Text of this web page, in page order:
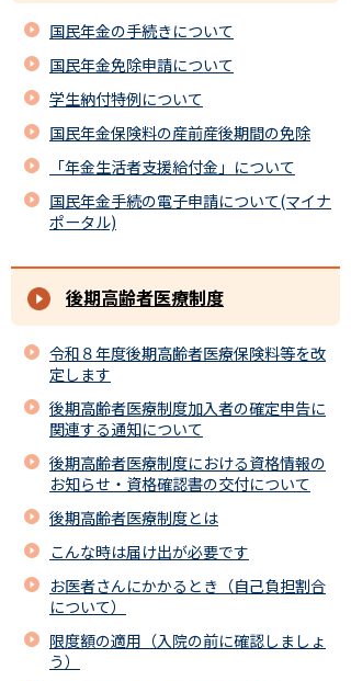
国民年金の手続きについて
国民年金免除申請について
学生納付特例について
国民年金保険料の産前産後期間の免除
「年金生活者支援給付金」について
国民年金手続の電子申請について(マイナ
ポータル)
後期高齢者医療制度
令和８年度後期高齢者医療保険料等を改
定します
後期高齢者医療制度加入者の確定申告に
関連する通知について
後期高齢者医療制度における資格情報の
お知らせ・資格確認書の交付について
後期高齢者医療制度とは
こんな時は届け出が必要です
お医者さんにかかるとき（自己負担割合
について）
限度額の適用（入院の前に確認しましょ
う）